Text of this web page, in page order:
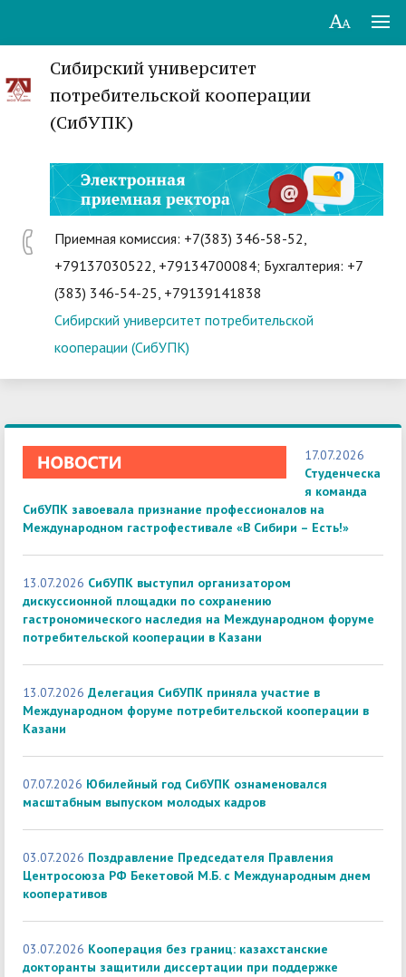
Сибирский университет
потребительской кооперации
(СибУПК)
Приемная комиссия: +7(383) 346-58-52,
+79137030522, +79134700084; Бухгалтерия: +7
(383) 346-54-25, +79139141838
Сибирский университет потребительской
кооперации (СибУПК)
17.07.2026
Студенческа
я команда
СибУПК завоевала признание профессионалов на
Международном гастрофестивале «В Сибири – Есть!»
13.07.2026 СибУПК выступил организатором
дискуссионной площадки по сохранению
гастрономического наследия на Международном форуме
потребительской кооперации в Казани
13.07.2026 Делегация СибУПК приняла участие в
Международном форуме потребительской кооперации в
Казани
07.07.2026 Юбилейный год СибУПК ознаменовался
масштабным выпуском молодых кадров
03.07.2026 Поздравление Председателя Правления
Центросоюза РФ Бекетовой М.Б. с Международным днем
кооперативов
03.07.2026 Кооперация без границ: казахстанские
докторанты защитили диссертации при поддержке